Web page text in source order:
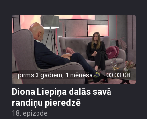
pirms 3 gadiem, 1 mēneša 00:03:08
Diona Liepiņa dalās savā
randiņu pieredzē
18. epizode